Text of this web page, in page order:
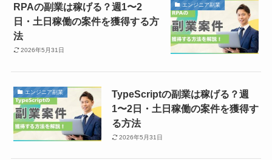
エンジニア副業
RPAの副業は稼げる？週1〜2
日・土日稼働の案件を獲得する方
法
2026年5月31日
エンジニア副業
TypeScriptの副業は稼げる？週
1〜2日・土日稼働の案件を獲得す
る方法
2026年5月31日